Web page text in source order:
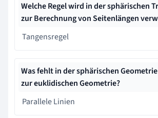
Welche Regel wird in der sphärischen
zur Berechnung von Seitenlängen
Tangensregel
Was fehlt in der sphärischen
zur euklidischen Geometrie?
Parallele Linien